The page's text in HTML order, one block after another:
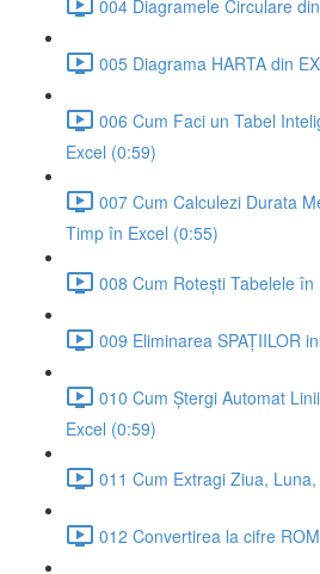
004 Diagramele Circulare
005 Diagrama HARTA din
006 Cum Faci un Tabel
Excel (0:59)
007 Cum Calculezi Durata
Timp în Excel (0:55)
008 Cum Rotești Tabelele în
009 Eliminarea SPAȚIILOR
010 Cum Ștergi Automat
Excel (0:59)
011 Cum Extragi Ziua,
012 Convertirea la cifre